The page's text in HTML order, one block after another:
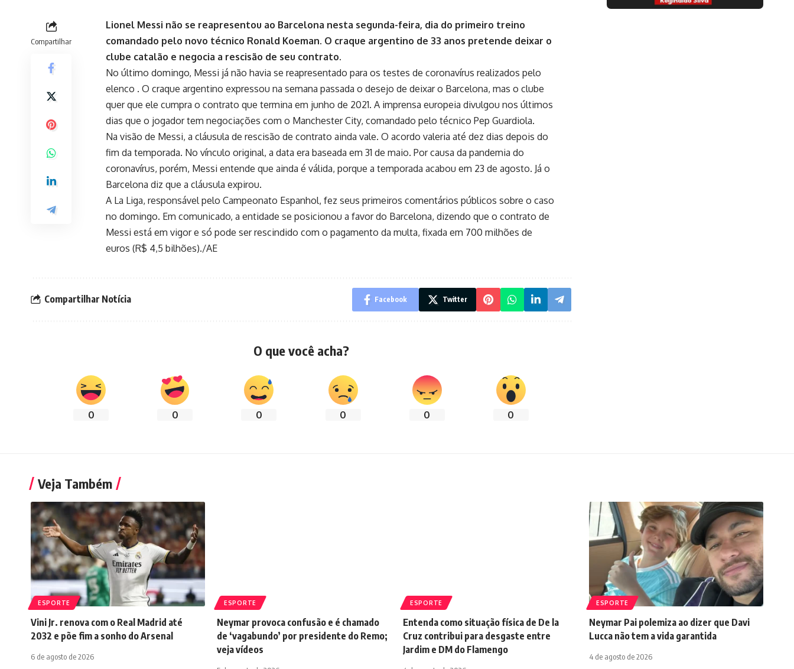
Compartilhar
Lionel Messi não se reapresentou ao Barcelona nesta segunda-feira, dia do primeiro treino
comandado pelo novo técnico Ronald Koeman. O craque argentino de 33 anos pretende deixar o
clube catalão e negocia a rescisão de seu contrato.
No último domingo, Messi já não havia se reapresentado para os testes de coronavírus realizados pelo
elenco . O craque argentino expressou na semana passada o desejo de deixar o Barcelona, mas o clube
quer que ele cumpra o contrato que termina em junho de 2021. A imprensa europeia divulgou nos últimos
dias que o jogador tem negociações com o Manchester City, comandado pelo técnico Pep Guardiola.
Na visão de Messi, a cláusula de rescisão de contrato ainda vale. O acordo valeria até dez dias depois do
fim da temporada. No vínculo original, a data era baseada em 31 de maio. Por causa da pandemia do
coronavírus, porém, Messi entende que ainda é válida, porque a temporada acabou em 23 de agosto. Já o
Barcelona diz que a cláusula expirou.
A La Liga, responsável pelo Campeonato Espanhol, fez seus primeiros comentários públicos sobre o caso
no domingo. Em comunicado, a entidade se posicionou a favor do Barcelona, dizendo que o contrato de
Messi está em vigor e só pode ser rescindido com o pagamento da multa, fixada em 700 milhões de
euros (R$ 4,5 bilhões)./AE
Compartilhar Notícia Facebook Twitter
O que você acha?
0 0 0 0 0 0
Veja Também
ESPORTE
Vini Jr. renova com o Real Madrid até
2032 e põe fim a sonho do Arsenal
6 de agosto de 2026
ESPORTE
Neymar provoca confusão e é chamado
de ‘vagabundo’ por presidente do Remo;
veja vídeos
ESPORTE
Entenda como situação física de De la
Cruz contribui para desgaste entre
Jardim e DM do Flamengo
ESPORTE
Neymar Pai polemiza ao dizer que Davi
Lucca não tem a vida garantida
4 de agosto de 2026